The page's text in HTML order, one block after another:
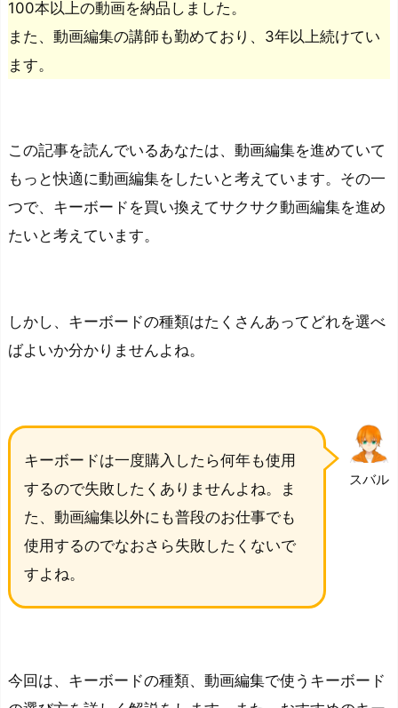
100本以上の動画を納品しました。
また、動画編集の講師も勤めており、3年以上続けてい
ます。
この記事を読んでいるあなたは、動画編集を進めていて
もっと快適に動画編集をしたいと考えています。その一
つで、キーボードを買い換えてサクサク動画編集を進め
たいと考えています。
しかし、キーボードの種類はたくさんあってどれを選べ
ばよいか分かりませんよね。
スバル
キーボードは一度購入したら何年も使用
するので失敗したくありませんよね。ま
た、動画編集以外にも普段のお仕事でも
使用するのでなおさら失敗したくないで
すよね。
今回は、キーボードの種類、動画編集で使うキーボード